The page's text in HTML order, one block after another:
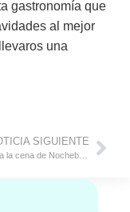
gastronomía que
al mejor
una
SIGUIENTE
¿Qué llevar a la cena de Nochebuena?